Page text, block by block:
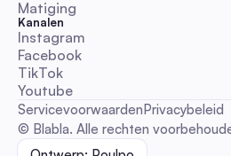
Instagram Foto's
Veilige, Hoge-Res &
Marketeers
Een end-to-end, compliance-
teams: apparaat-specifieke
Mac, Windows), hoge-
Matiging
Kanalen
Instagram
Facebook
TikTok
Youtube
ServicevoorwaardenPrivacybeleid
© Blabla. Alle rechten